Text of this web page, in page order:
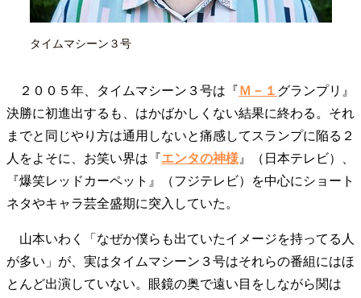
地域とつながる/お金との付き合い方
タイムマシーン３号
２００５年、タイムマシーン３号は『 Ｍ－１ グランプリ』
決勝に初進出するも、はかばかしくない結果に終わる。それ
までと同じやり方は通用しないと痛感してスランプに陥る２
人をよそに、お笑い界は『エンタの神様 』（日本テレビ）、
『爆笑レッドカーペット』（フジテレビ）を中心にショート
ネタやキャラ芸全盛期に突入していた。
山本いわく「なぜか僕らも出ていたイメージを持ってる人
が多い」が、実はタイムマシーン３号はそれらの番組にはほ
とんど出演していない。眼鏡の奥で遠い目をしながら関は